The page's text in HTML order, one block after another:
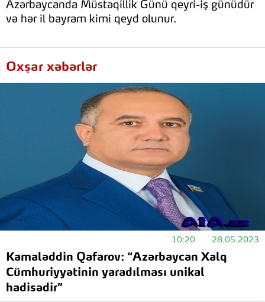
Azərbaycanda Müstəqillik Günü qeyri-iş günüdür
və hər il bayram kimi qeyd olunur.
Oxşar xəbərlər
10:20 28.05.2023
Kamaləddin Qafarov: “Azərbaycan Xalq
Cümhuriyyətinin yaradılması unikal
hadisədir”